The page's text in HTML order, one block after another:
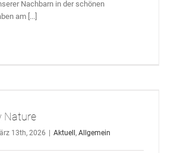
Nachbarn in der schönen
am [...]
Nature
13th, 2026 | Aktuell, Allgemein